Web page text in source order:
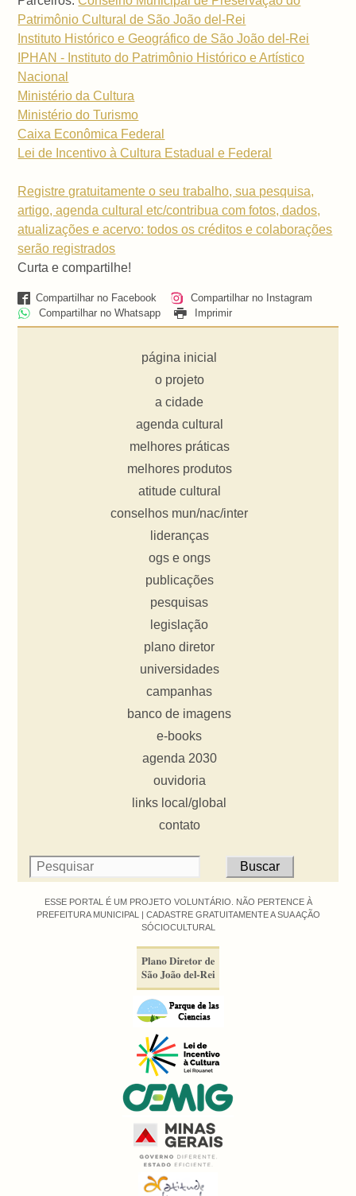
Patrimônio Cultural de São João del-Rei
Instituto Histórico e Geográfico de São João del-Rei
IPHAN - Instituto do Patrimônio Histórico e Artístico
Nacional
Ministério da Cultura
Ministério do Turismo
Caixa Econômica Federal
Lei de Incentivo à Cultura Estadual e Federal
Registre gratuitamente o seu trabalho, sua pesquisa,
artigo, agenda cultural etc/contribua com fotos, dados,
atualizações e acervo: todos os créditos e colaborações
serão registrados
Curta e compartilhe!
Compartilhar no Facebook
Compartilhar no Instagram
Compartilhar no Whatsapp
Imprimir
página inicial
o projeto
a cidade
agenda cultural
melhores práticas
melhores produtos
atitude cultural
conselhos mun/nac/inter
lideranças
ogs e ongs
publicações
pesquisas
legislação
plano diretor
universidades
campanhas
banco de imagens
e-books
agenda 2030
ouvidoria
links local/global
contato
ESSE PORTAL É UM PROJETO VOLUNTÁRIO. NÃO PERTENCE À
PREFEITURA MUNICIPAL | CADASTRE GRATUITAMENTE A SUA AÇÃO
SÓCIOCULTURAL